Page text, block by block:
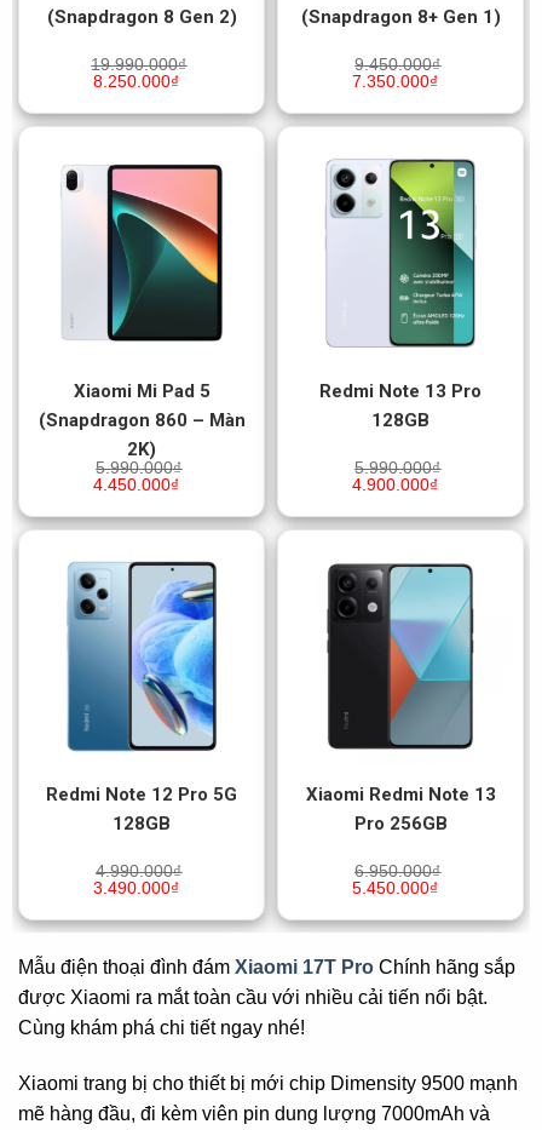
(Snapdragon 8 Gen 2)
19.990.000₫
8.250.000₫
(Snapdragon 8+ Gen 1)
9.450.000₫
7.350.000₫
Xiaomi Mi Pad 5
(Snapdragon 860 – Màn
2K)
5.990.000₫
4.450.000₫
Redmi Note 13 Pro
128GB
5.990.000₫
4.900.000₫
Redmi Note 12 Pro 5G
128GB
4.990.000₫
3.490.000₫
Xiaomi Redmi Note 13
Pro 256GB
6.950.000₫
5.450.000₫
Mẫu điện thoại đình đám Xiaomi 17T Pro Chính hãng sắp
được Xiaomi ra mắt toàn cầu với nhiều cải tiến nổi bật.
Cùng khám phá chi tiết ngay nhé!
Xiaomi trang bị cho thiết bị mới chip Dimensity 9500 mạnh
mẽ hàng đầu, đi kèm viên pin dung lượng 7000mAh và